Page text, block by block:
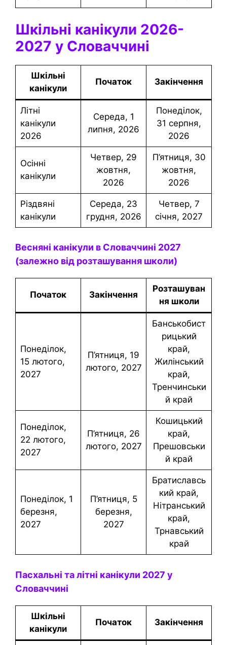
Шкільні канікули 2026-
2027 у Словаччині
Шкільні
канікули
Початок Закінчення
Літні
канікули
2026
середа, 1
липня, 2026
понеділок,
31 серпня,
2026
Осінні
канікули
четвер, 29
жовтня,
2026
П’ятниця, 30
жовтня,
2026
Різдвяні
канікули
середа, 23
грудня, 2026
четвер, 7
січня, 2027
Весняні канікули в Словаччині 2027
(залежно від розташування школи)
Початок Закінчення
Розташуван
ня школи
понеділок,
15 лютого,
2027
П’ятниця, 19
лютого, 2027
Банськобист
рицький
край,
Жилінський
край,
Тренчинськи
й край
понеділок,
22 лютого,
2027
П’ятниця, 26
лютого, 2027
Кошицький
край,
Прешовськи
й край
понеділок, 1
березня,
2027
П’ятниця, 5
березня,
2027
Братиславсь
кий край,
Нітранський
край,
Трнавський
край
Пасхальні та літні канікули 2027 у
Словаччині
Шкільні
канікули
Початок Закінчення